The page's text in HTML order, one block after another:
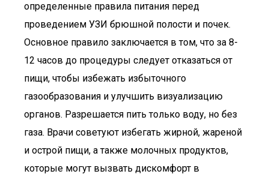
определенные правила питания перед
проведением УЗИ брюшной полости и почек.
Основное правило заключается в том, что за 8-
12 часов до процедуры следует отказаться от
пищи, чтобы избежать избыточного
газообразования и улучшить визуализацию
органов. Разрешается пить только воду, но без
газа. Врачи советуют избегать жирной, жареной
и острой пищи, а также молочных продуктов,
которые могут вызвать дискомфорт в